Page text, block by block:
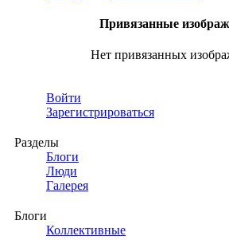
Привязанные
Нет привязанных
Войти
Зарегистрироваться
Разделы
Блоги
Люди
Галерея
Блоги
Коллективные